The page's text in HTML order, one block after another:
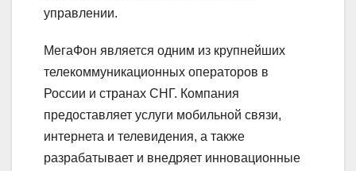
управлении.
МегаФон является одним из крупнейших
телекоммуникационных операторов в
России и странах СНГ. Компания
предоставляет услуги мобильной связи,
интернета и телевидения, а также
разрабатывает и внедряет инновационные